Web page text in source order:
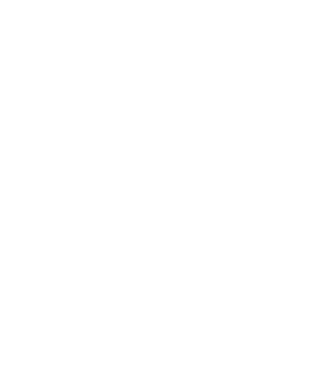
čekání ve vedru, neustálé žádosti o úplatek za základní služby. -
občas nepřiměřeně hlučné do pozdních hodin - moře-samé řasy, tráva,